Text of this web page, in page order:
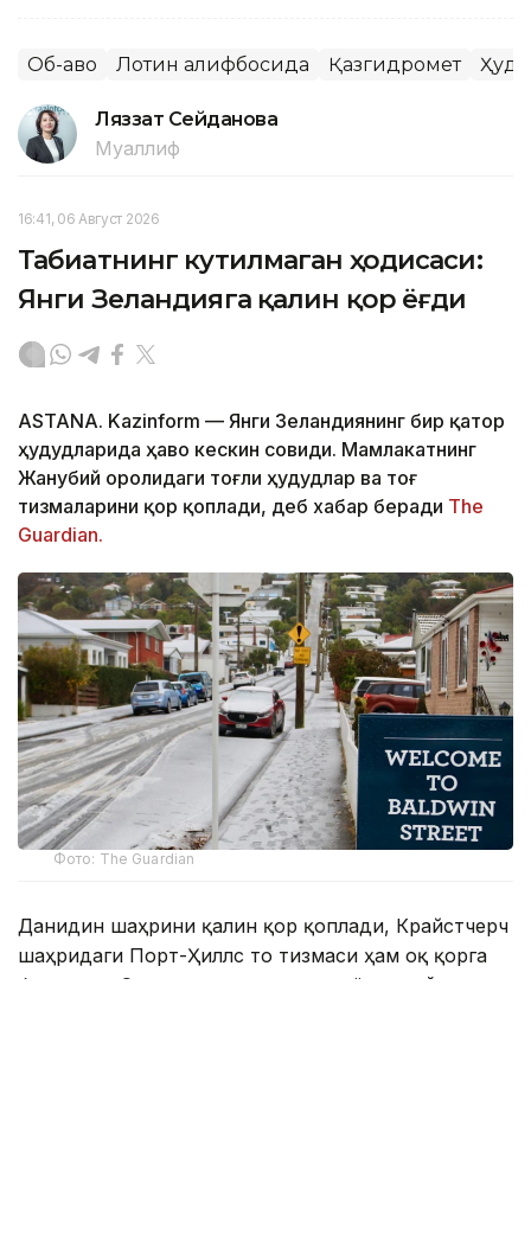
Об-ҳаво Лотин алифбосида Қазгидромет
Ляззат Сейданова
Муаллиф
16:41, 06 Август 2026
Табиатнинг кутилмаган ҳодисаси:
Янги Зеландияга қалин қор ёғди
ASTANA. Kazinform — Янги Зеландиянинг бир қатор
ҳудудларида ҳаво кескин совиди. Мамлакатнинг
Жанубий оролидаги тоғли ҳудудлар ва тоғ
тизмаларини қор қоплади, деб хабар беради The
Guardian.
Фото: The Guardian
Данидин шаҳрини қалин қор қоплади, Крайстчерч
шаҳридаги Порт-Ҳиллс тоғ тизмаси ҳам оқ қорга
бурканди. Совуқ ҳаво қор аралаш ёмғир, дўл ва